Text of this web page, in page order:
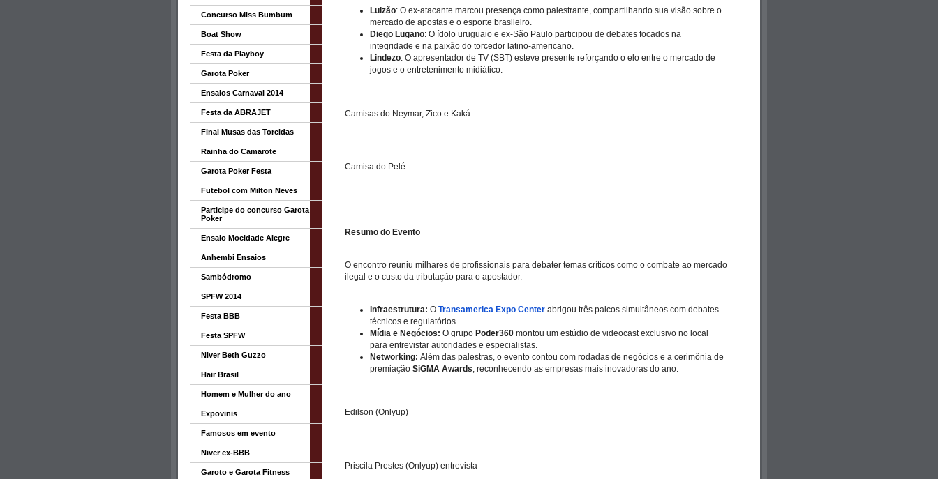
Luizão: O ex-atacante marcou presença como palestrante, compartilhando sua visão sobre o
mercado de apostas e o esporte brasileiro.
Diego Lugano: O ídolo uruguaio e ex-São Paulo participou de debates focados na
integridade e na paixão do torcedor latino-americano.
Lindezo: O apresentador de TV (SBT) esteve presente reforçando o elo entre o mercado de
jogos e o entretenimento midiático.
Camisas do Neymar, Zico e Kaká
Camisa do Pelé
Resumo do Evento
O encontro reuniu milhares de profissionais para debater temas críticos como o combate ao mercado
ilegal e o custo da tributação para o apostador.
Infraestrutura: O Transamerica Expo Center abrigou três palcos simultâneos com debates
técnicos e regulatórios.
Mídia e Negócios: O grupo Poder360 montou um estúdio de videocast exclusivo no local
para entrevistar autoridades e especialistas.
Networking: Além das palestras, o evento contou com rodadas de negócios e a cerimônia de
premiação SiGMA Awards, reconhecendo as empresas mais inovadoras do ano.
Edilson (Onlyup)
Priscila Prestes (Onlyup) entrevista
Concurso Miss Bumbum
Boat Show
Festa da Playboy
Garota Poker
Ensaios Carnaval 2014
Festa da ABRAJET
Final Musas das Torcidas
Rainha do Camarote
Garota Poker Festa
Futebol com Milton Neves
Participe do concurso Garota
Poker
Ensaio Mocidade Alegre
Anhembi Ensaios
Sambódromo
SPFW 2014
Festa BBB
Festa SPFW
Niver Beth Guzzo
Hair Brasil
Homem e Mulher do ano
Expovinis
Famosos em evento
Niver ex-BBB
Garoto e Garota Fitness